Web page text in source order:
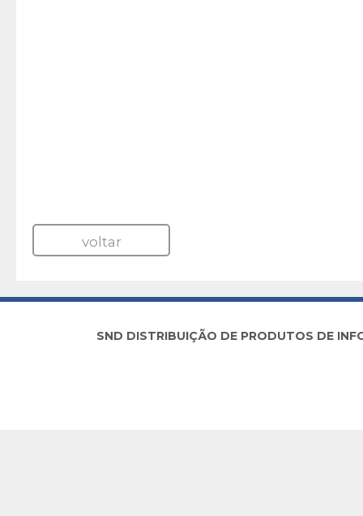
voltar
SND DISTRIBUIÇÃO DE PRODUTOS DE